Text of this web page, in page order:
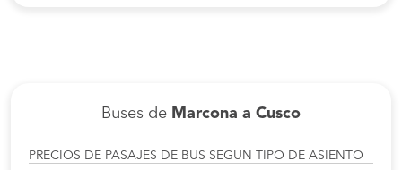
Buses de Marcona a Cusco
PRECIOS DE PASAJES DE BUS SEGUN TIPO DE ASIENTO